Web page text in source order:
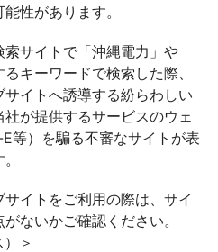
性があります。
サイトで「沖縄電力」や
キーワードで検索した際、
イトへ誘導する紛らわしい
が提供するサービスのウェ
等）を騙る不審なサイトが表
イトをご利用の際は、サイ
ないかご確認ください。
＞